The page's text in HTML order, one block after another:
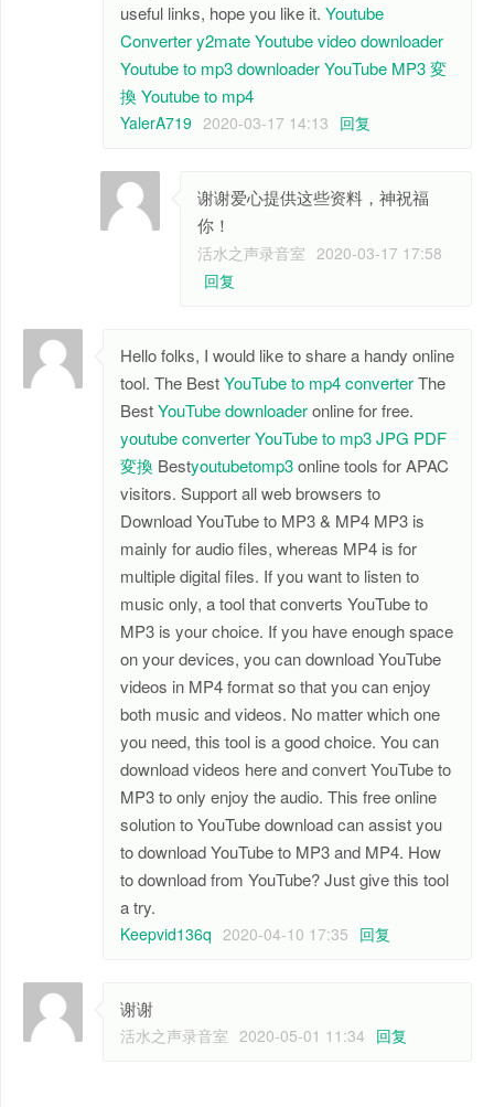
useful links, hope you like it. Youtube
Convertery2mateYoutube video downloader
Youtube to mp3 downloaderYouTube MP3 変
換Youtube to mp4
YalerA719 2020-03-17 14:13 回复
谢谢爱心提供这些资料，神祝福
你！
活水之声录音室 2020-03-17 17:58
回复
Hello folks, I would like to share a handy online
tool. The BestYouTube to mp4 converterThe
BestYouTube downloaderonline for free.
youtube converterYouTube to mp3JPG PDF
変換 Bestyoutubetomp3online tools for APAC
visitors. Support all web browsers to
Download YouTube to MP3 & MP4 MP3 is
mainly for audio files, whereas MP4 is for
multiple digital files. If you want to listen to
music only, a tool that converts YouTube to
MP3 is your choice. If you have enough space
on your devices, you can download YouTube
videos in MP4 format so that you can enjoy
both music and videos. No matter which one
you need, this tool is a good choice. You can
download videos here and convert YouTube to
MP3 to only enjoy the audio. This free online
solution to YouTube download can assist you
to download YouTube to MP3 and MP4. How
to download from YouTube? Just give this tool
a try.
Keepvid136q 2020-04-10 17:35 回复
谢谢
活水之声录音室 2020-05-01 11:34 回复